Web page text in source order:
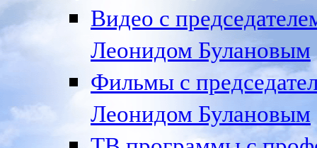
Видео с
Леонидом Булановым
Фильмы с
Леонидом Булановым